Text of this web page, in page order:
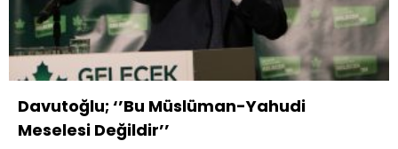
Davutoğlu; ‘’Bu Müslüman-Yahudi
Meselesi Değildir’’